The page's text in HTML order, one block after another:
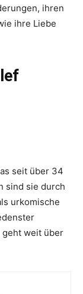
ihren
ihre Liebe
seit über 34
sind sie durch
urkomische
geht weit über